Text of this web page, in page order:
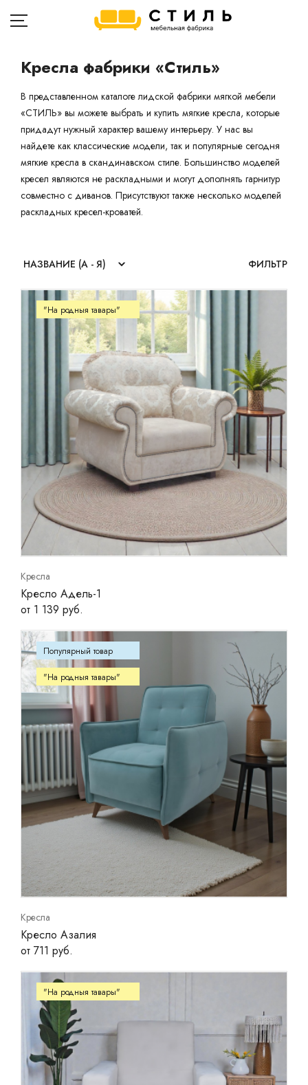
ГЛАВНАЯ
КАТАЛОГ
ДОСТАВКА
КОНТАКТЫ
О ФАБРИКЕ
Ваш город: Минск Брест Витебск Гомель
Сморгонь
Кресла фабрики «Стиль»
В представленном каталоге лидской фабрики мягкой мебели
«СТИЛЬ» вы можете выбрать и купить мягкие кресла, которые
придадут нужный характер вашему интерьеру. У нас вы
найдете как классические модели, так и популярные сегодня
мягкие кресла в скандинавском стиле. Большинство моделей
кресел являются не раскладными и могут дополнять гарнитур
совместно с диванов. Присутствуют также несколько моделей
раскладных кресел-кроватей.
ФИЛЬТР
Кресла
Кресло Адель-1
от 1 139 руб.
"На родныя тавары"
Кресла
Кресло Азалия
от 711 руб.
Популярный товар
"На родныя тавары"
"На родныя тавары"